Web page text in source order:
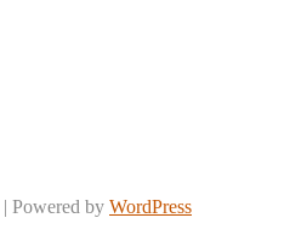
| Powered by WordPress